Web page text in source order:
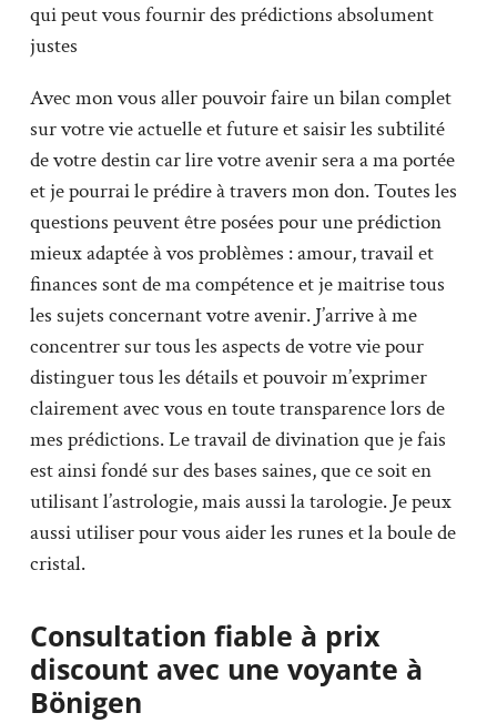
qui peut vous fournir des prédictions absolument
justes
Avec mon vous aller pouvoir faire un bilan complet
sur votre vie actuelle et future et saisir les subtilité
de votre destin car lire votre avenir sera a ma portée
et je pourrai le prédire à travers mon don. Toutes les
questions peuvent être posées pour une prédiction
mieux adaptée à vos problèmes : amour, travail et
finances sont de ma compétence et je maitrise tous
les sujets concernant votre avenir. J’arrive à me
concentrer sur tous les aspects de votre vie pour
distinguer tous les détails et pouvoir m’exprimer
clairement avec vous en toute transparence lors de
mes prédictions. Le travail de divination que je fais
est ainsi fondé sur des bases saines, que ce soit en
utilisant l’astrologie, mais aussi la tarologie. Je peux
aussi utiliser pour vous aider les runes et la boule de
cristal.
Consultation fiable à prix
discount avec une voyante à
Bönigen